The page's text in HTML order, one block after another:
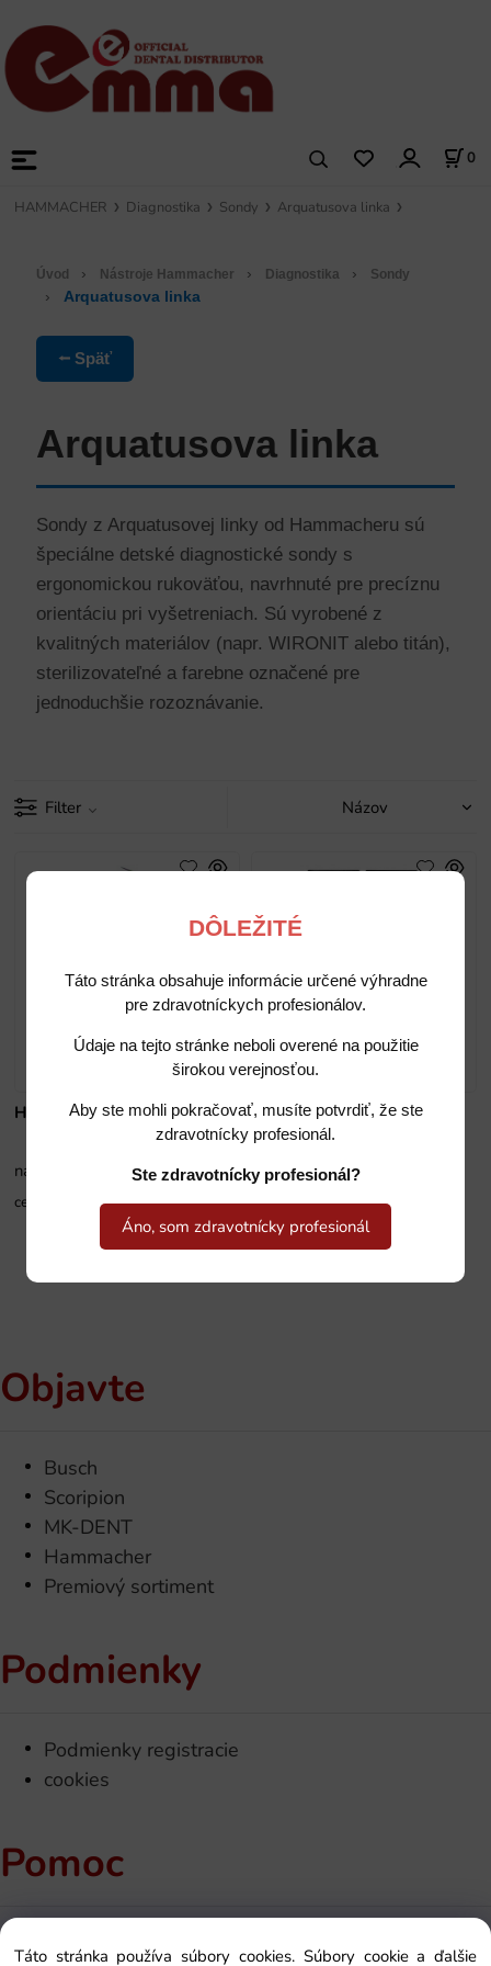
DÔLEŽITÉ
Táto stránka obsahuje informácie určené výhradne
pre zdravotníckych profesionálov.
Údaje na tejto stránke neboli overené na použitie
širokou verejnosťou.
Aby ste mohli pokračovať, musíte potvrdiť, že ste
zdravotnícky profesionál.
Ste zdravotnícky profesionál?
Áno, som zdravotnícky profesionál
0
HAMMACHER Diagnostika Sondy Arquatusova linka
Úvod › Nástroje Hammacher › Diagnostika › Sondy
› Arquatusova linka
⭠ Späť
Arquatusova linka
Sondy z Arquatusovej linky od Hammacheru sú
špeciálne detské diagnostické sondy s
ergonomickou rukoväťou, navrhnuté pre precíznu
orientáciu pri vyšetreniach. Sú vyrobené z
kvalitných materiálov (napr. WIRONIT alebo titán),
sterilizovateľné a farebne označené pre
jednoduchšie rozoznávanie.
Filter
HSJ 008-42
na sklade
cena na vyžiadanie
HSJ 100-03
na sklade
cena na vyžiadanie
Objavte
Busch
Scoripion
MK-DENT
Hammacher
Premiový sortiment
Podmienky
Podmienky registracie
cookies
Pomoc
Kontakt
Táto stránka používa súbory cookies. Súbory cookie a ďalšie